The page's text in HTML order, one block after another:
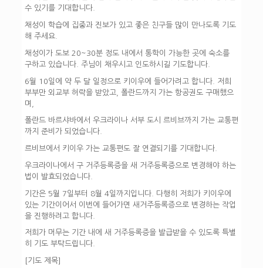
수 있기를 기대합니다.
채성이 학습에 집중과 진보가 있고 좋은 친구들 많이 만나도록 기도
해 주세요.
채성이가 도보 20~30분 정도 내에서 통학이 가능한 곳에 숙소를
구하고 있습니다. 주님이 채우시고 인도하시길 기도합니다.
6월 10일에 약 두 달 일정으로 키이우에 들어가려고 합니다. 저희
부부만 외교부 허락을 받았고, 폴란드까지 가는 항공권도 구매했으
며,
폴란드 바르샤바에서 우크라이나 서부 도시 르비브까지 가는 교통편
까지 준비가 되었습니다.
르비브에서 키이우 가는 교통편도 잘 연결되기를 기대합니다.
우크라이나에서 구 거주등록증을 새 거주등록증으로 변경해야 하는
법이 발효되었습니다.
기간은 5월 7일부터 8월 4일까지입니다. 다행히 저희가 키이우에
있는 기간이어서 이번에 들어가면 새거주등록증으로 변경하는 작업
을 진행하려고 합니다.
저희가 머무는 기간 내에 새 거주등록증을 발급받을 수 있도록 특별
히 기도 부탁드립니다.
[기도 제목]